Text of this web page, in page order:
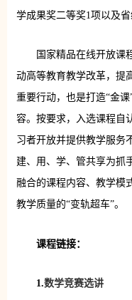
学成果奖二等奖1项以及
国家精品在线开放课
动高等教育教学改革，提
重要行动，也是打造“金
容。按要求，入选课程自
习者开放并提供教学服务
建、用、学、管共享为抓
融合的课程内容、教学模
教学质量的“变轨超车”。
课程链接：
1.数学竞赛选讲